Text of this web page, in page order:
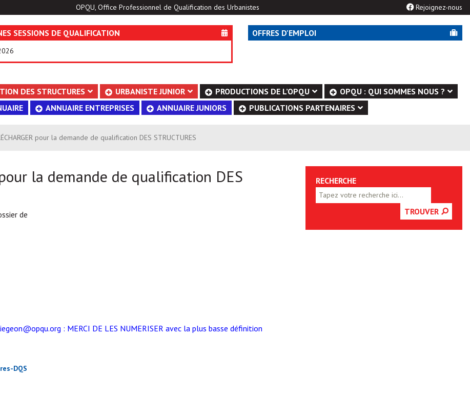
OPQU, Office Professionnel de Qualification des Urbanistes Rejoignez-nous
SESSIONS DE QUALIFICATION OFFRES D'EMPLOI
DES STRUCTURES URBANISTE JUNIOR PRODUCTIONS DE L’OPQU
OPQU : QUI SOMMES NOUS ?
ANNUAIRE ENTREPRISES ANNUAIRE JUNIORS PUBLICATIONS PARTENAIRES
pour la demande de qualification DES STRUCTURES
la demande de qualification DES
de
: MERCI DE LES NUMERISER avec la plus basse définition
DQS
RECHERCHE
TROUVER